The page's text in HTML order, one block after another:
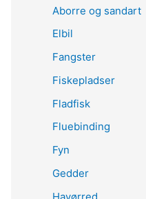
Aborre og sandart
Elbil
Fangster
Fiskepladser
Fladfisk
Fluebinding
Fyn
Gedder
Havørred